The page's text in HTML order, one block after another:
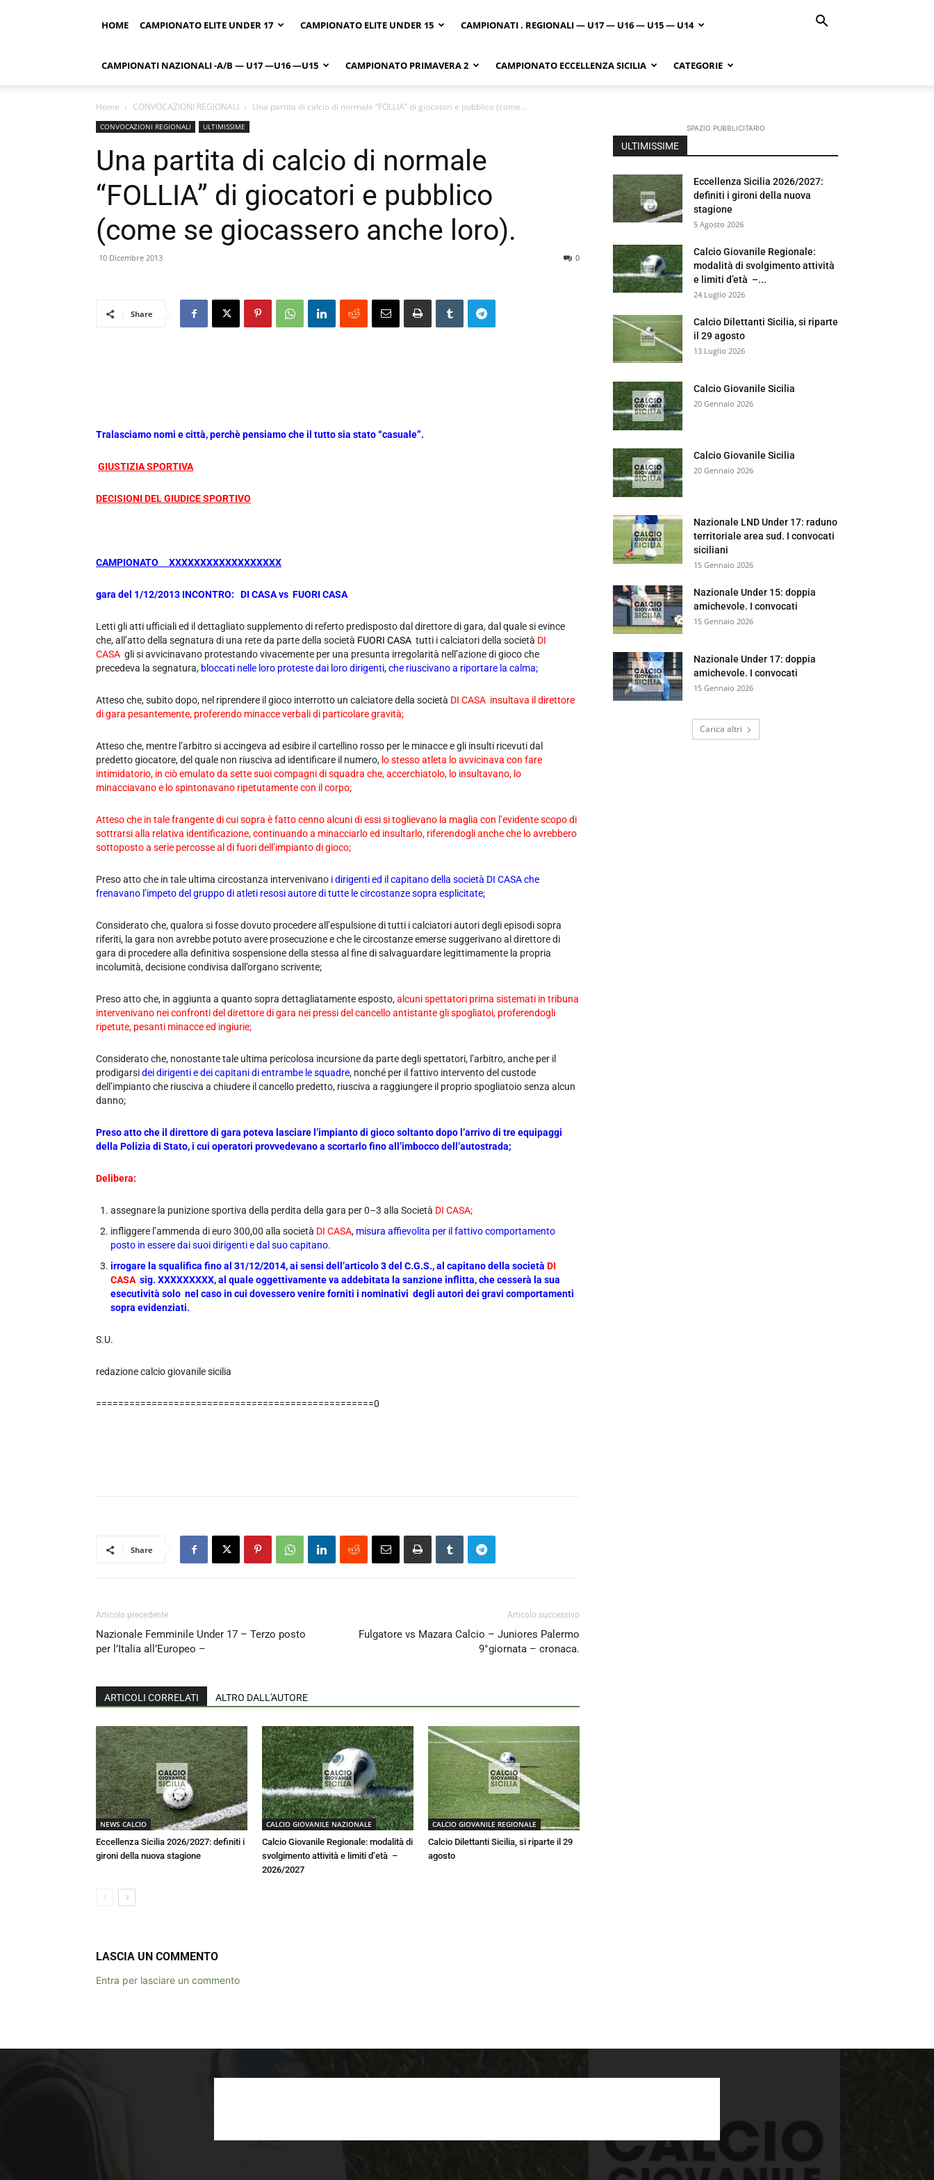
HOME CAMPIONATO ELITE UNDER 17 CAMPIONATO ELITE UNDER 15 CAMPIONATI . REGIONALI — U17 — U16 — U15 — U14
CAMPIONATI NAZIONALI -A/B — U17 —U16 —U15 CAMPIONATO PRIMAVERA 2 CAMPIONATO ECCELLENZA SICILIA CATEGORIE
Home CONVOCAZIONI REGIONALI Una partita di calcio di normale “FOLLIA” di giocatori e pubblico (come...
CONVOCAZIONI REGIONALI ULTIMISSIME
Una partita di calcio di normale
“FOLLIA” di giocatori e pubblico
(come se giocassero anche loro).
10 Dicembre 2013 0
Share
Tralasciamo nomi e città, perchè pensiamo che il tutto sia stato “casuale”.
GIUSTIZIA SPORTIVA
DECISIONI DEL GIUDICE SPORTIVO
CAMPIONATO XXXXXXXXXXXXXXXXXX
gara del 1/12/2013 INCONTRO: DI CASA vs FUORI CASA
Letti gli atti ufficiali ed il dettagliato supplemento di referto predisposto dal direttore di gara, dal quale si evince
che, all’atto della segnatura di una rete da parte della società FUORI CASA tutti i calciatori della società DI
CASA gli si avvicinavano protestando vivacemente per una presunta irregolarità nell’azione di gioco che
precedeva la segnatura, bloccati nelle loro proteste dai loro dirigenti, che riuscivano a riportare la calma;
Atteso che, subito dopo, nel riprendere il gioco interrotto un calciatore della società DI CASA insultava il direttore
di gara pesantemente, proferendo minacce verbali di particolare gravità;
Atteso che, mentre l’arbitro si accingeva ad esibire il cartellino rosso per le minacce e gli insulti ricevuti dal
predetto giocatore, del quale non riusciva ad identificare il numero, lo stesso atleta lo avvicinava con fare
intimidatorio, in ciò emulato da sette suoi compagni di squadra che, accerchiatolo, lo insultavano, lo
minacciavano e lo spintonavano ripetutamente con il corpo;
Atteso che in tale frangente di cui sopra è fatto cenno alcuni di essi si toglievano la maglia con l’evidente scopo di
sottrarsi alla relativa identificazione, continuando a minacciarlo ed insultarlo, riferendogli anche che lo avrebbero
sottoposto a serie percosse al di fuori dell’impianto di gioco;
Preso atto che in tale ultima circostanza intervenivano i dirigenti ed il capitano della società DI CASA che
frenavano l’impeto del gruppo di atleti resosi autore di tutte le circostanze sopra esplicitate;
Considerato che, qualora si fosse dovuto procedere all’espulsione di tutti i calciatori autori degli episodi sopra
riferiti, la gara non avrebbe potuto avere prosecuzione e che le circostanze emerse suggerivano al direttore di
gara di procedere alla definitiva sospensione della stessa al fine di salvaguardare legittimamente la propria
incolumità, decisione condivisa dall’organo scrivente;
Preso atto che, in aggiunta a quanto sopra dettagliatamente esposto,alcuni spettatori prima sistemati in tribuna
intervenivano nei confronti del direttore di gara nei pressi del cancello antistante gli spogliatoi, proferendogli
ripetute, pesanti minacce ed ingiurie;
Considerato che, nonostante tale ultima pericolosa incursione da parte degli spettatori, l’arbitro, anche per il
prodigarsidei dirigenti edei capitani di entrambe le squadre, nonché per il fattivo intervento del custode
dell’impianto che riusciva a chiudere il cancello predetto, riusciva a raggiungere il proprio spogliatoio senza alcun
danno;
Preso atto che il direttore di gara poteva lasciare l’impianto di gioco soltanto dopo l’arrivo di tre equipaggi
della Polizia di Stato, i cui operatori provvedevano a scortarlo fino all’imbocco dell’auto­strada;
Delibera:
assegnare la punizione sportiva della perdita della gara per 0–3 alla Società DI CASA;
infliggere l’ammenda di euro 300,00 alla società DI CASA, misura affievolita per il fattivo comportamento
posto in essere dai suoi dirigenti e dal suo capitano.
irrogare la squalifica fino al 31/12/2014, ai sensi dell’articolo 3 del C.G.S., al capitano della società DI
CASA sig. XXXXXXXXX, al quale oggettivamente va addebitata la sanzione inflitta, che cesserà la sua
esecutività solo nel caso in cui dovessero venire forniti i nominativi degli autori dei gravi comportamenti
sopra evidenziati.
S.U.
redazione calcio giovanile sicilia
==================================================0
Share
Articolo precedente
Nazionale Femminile Under 17 – Terzo posto
per l’Italia all’Europeo –
Articolo successivo
Fulgatore vs Mazara Calcio – Juniores Palermo
9°giornata – cronaca.
ARTICOLI CORRELATI ALTRO DALL'AUTORE
NEWS CALCIO
Eccellenza Sicilia 2026/2027: definiti i
gironi della nuova stagione
CALCIO GIOVANILE NAZIONALE
Calcio Giovanile Regionale: modalità di
svolgimento attività e limiti d’età –
2026/2027
CALCIO GIOVANILE REGIONALE
Calcio Dilettanti Sicilia, si riparte il 29
agosto
LASCIA UN COMMENTO
Entra per lasciare un commento
SPAZIO PUBBLICITARIO
ULTIMISSIME
Eccellenza Sicilia 2026/2027:
definiti i gironi della nuova
stagione
5 Agosto 2026
Calcio Giovanile Regionale:
modalità di svolgimento attività
e limiti d’età –...
24 Luglio 2026
Calcio Dilettanti Sicilia, si riparte
il 29 agosto
13 Luglio 2026
Calcio Giovanile Sicilia
20 Gennaio 2026
Calcio Giovanile Sicilia
20 Gennaio 2026
Nazionale LND Under 17: raduno
territoriale area sud. I convocati
siciliani
15 Gennaio 2026
Nazionale Under 15: doppia
amichevole. I convocati
15 Gennaio 2026
Nazionale Under 17: doppia
amichevole. I convocati
15 Gennaio 2026
Carica altri